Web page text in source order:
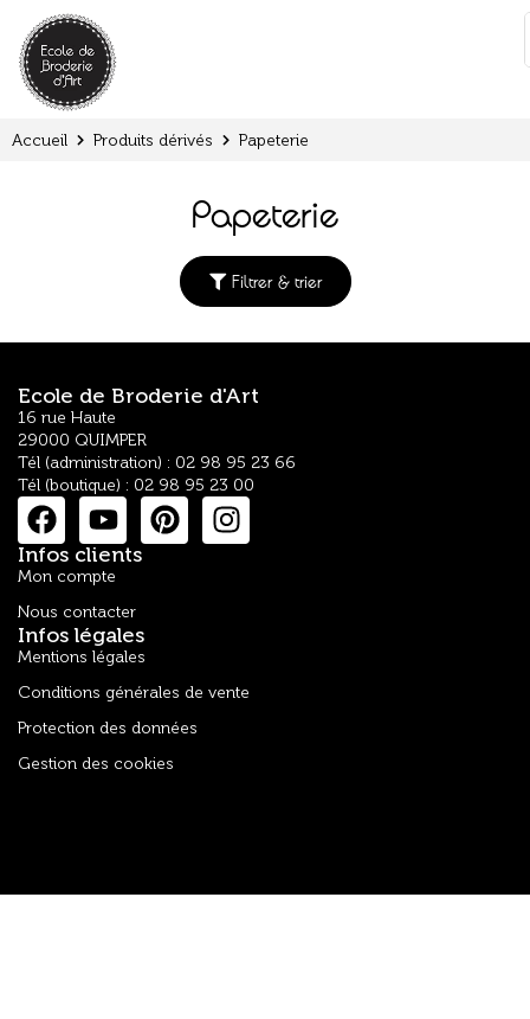
:
Accueil Produits dérivés Papeterie
Papeterie
Filtrer & trier
Ecole de Broderie d'Art
16 rue Haute
29000 QUIMPER
Tél (administration) : 02 98 95 23 66
Tél (boutique) : 02 98 95 23 00
Infos clients
Mon compte
Nous contacter
Infos légales
Mentions légales
Conditions générales de vente
Protection des données
Gestion des cookies
Panneau de gestion des cookies